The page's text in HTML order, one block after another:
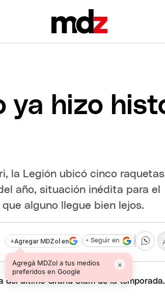
ya hizo
la Legión ubicó cinco raquetas
año, situación inédita para el
alguno llegue bien lejos.
+Agregar MDZol en
Agregá MDZol a tus medios
preferidos en Google
×
+ Seguir en